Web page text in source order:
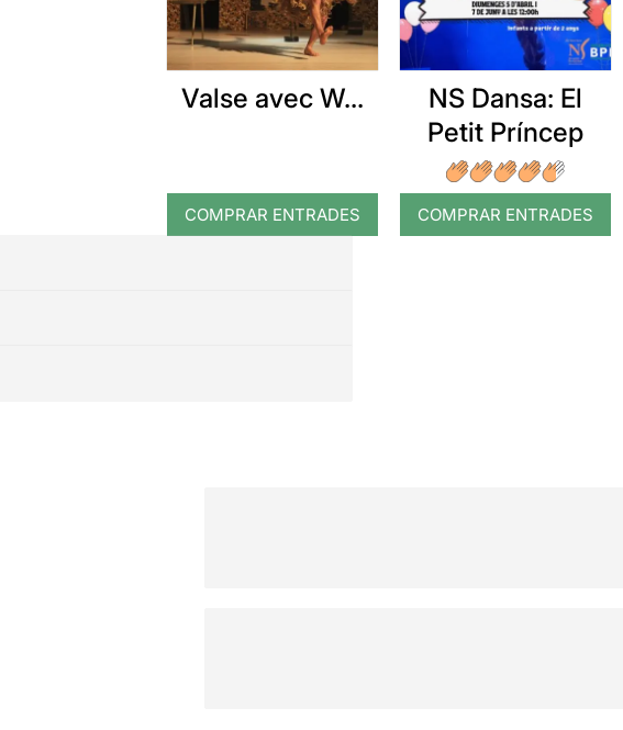
Valse avec W...
COMPRAR ENTRADES
NS Dansa: El
Petit Príncep
COMPRAR ENTRADES